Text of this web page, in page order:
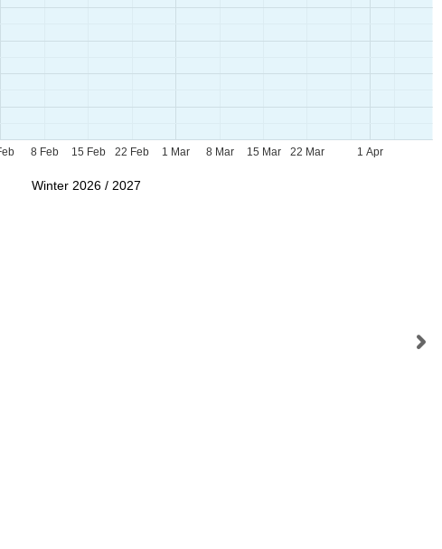
1 Mar 1 Apr
8 Feb 15 Feb 22 Feb 8 Mar 15 Mar 22 Mar
Winter 2026 / 2027